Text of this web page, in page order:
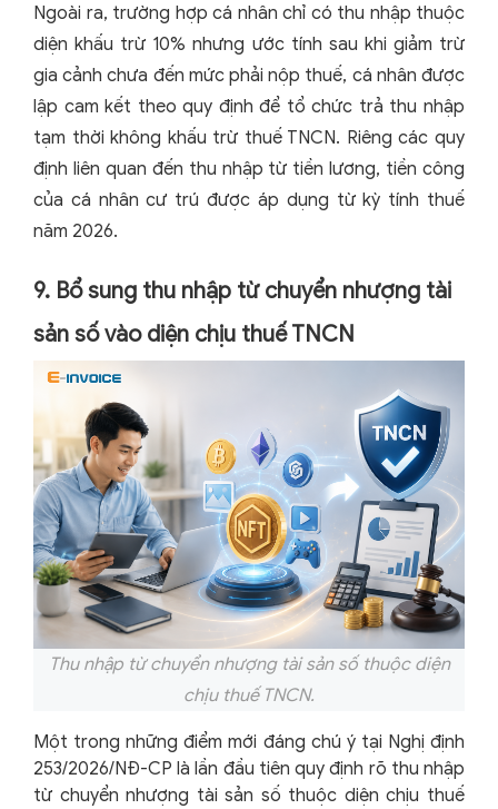
Ngoài ra, trường hợp cá nhân chỉ có thu nhập thuộc
diện khấu trừ 10% nhưng ước tính sau khi giảm trừ
gia cảnh chưa đến mức phải nộp thuế, cá nhân được
lập cam kết theo quy định để tổ chức trả thu nhập
tạm thời không khấu trừ thuế TNCN. Riêng các quy
định liên quan đến thu nhập từ tiền lương, tiền công
của cá nhân cư trú được áp dụng từ kỳ tính thuế
năm 2026.
9. Bổ sung thu nhập từ chuyển nhượng tài
sản số vào diện chịu thuế TNCN
Thu nhập từ chuyển nhượng tài sản số thuộc diện
chịu thuế TNCN.
Một trong những điểm mới đáng chú ý tại Nghị định
253/2026/NĐ-CP là lần đầu tiên quy định rõ thu nhập
từ chuyển nhượng tài sản số thuộc diện chịu thuế